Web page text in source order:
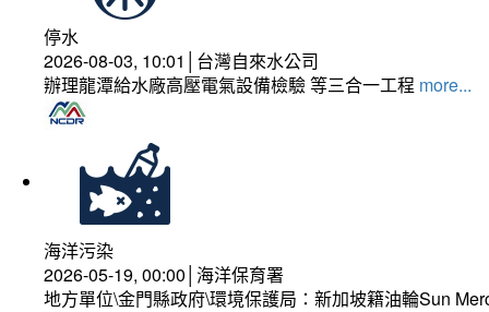
停水
2026-08-03, 10:01│台灣自來水公司
辦理龍潭給水廠高壓電氣設備檢驗 等三合一工程 more...
海洋污染
2026-05-19, 00:00│海洋保育署
地方單位\金門縣政府\環境保護局：新加坡籍油輪Sun